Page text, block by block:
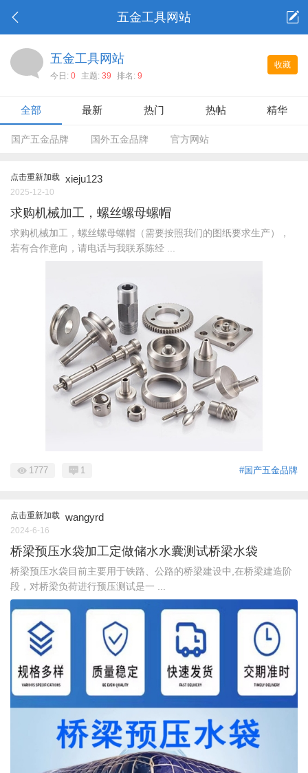
五金工具网站
收藏
五金工具网站
今日: 0 主题: 39 排名: 9
全部 最新 热门 热帖 精华
国产五金品牌 国外五金品牌 官方网站
点击重新加载 xieju123
2025-12-10
求购机械加工，螺丝螺母螺帽
求购机械加工，螺丝螺母螺帽（需要按照我们的图纸要求生产），
若有合作意向，请电话与我联系陈经 ...
#国产五金品牌
1777 1
点击重新加载 wangyrd
2024-6-16
桥梁预压水袋加工定做储水水囊测试桥梁水袋
桥梁预压水袋目前主要用于铁路、公路的桥梁建设中,在桥梁建造阶
段，对桥梁负荷进行预压测试是一 ...